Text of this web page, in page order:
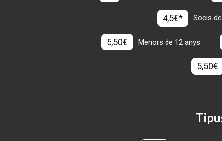
4,5€* Socis
5,50€ Menors de 12 anys
5,50€